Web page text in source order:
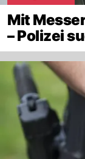
Mit
– Polizei